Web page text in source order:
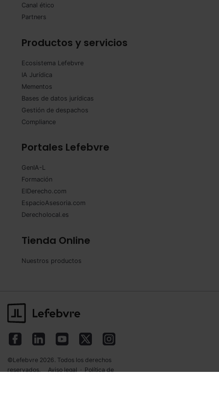
Canal ético
Partners
Productos y servicios
Ecosistema Lefebvre
IA Jurídica
Mementos
Bases de datos jurídicas
Gestión de despachos
Compliance
Portales Lefebvre
GenIA-L
Formación
ElDerecho.com
EspacioAsesoria.com
Derecholocal.es
Tienda Online
Nuestros productos
©Lefebvre 2026. Todos los derechos
reservados.
Aviso legal · Política de